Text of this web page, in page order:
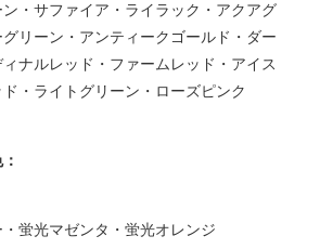
・サファイア・ライラック・アクアグ
リーン・アンティークゴールド・ダー
ナルレッド・ファームレッド・アイス
・ライトグリーン・ローズピンク
蛍光マゼンタ・蛍光オレンジ